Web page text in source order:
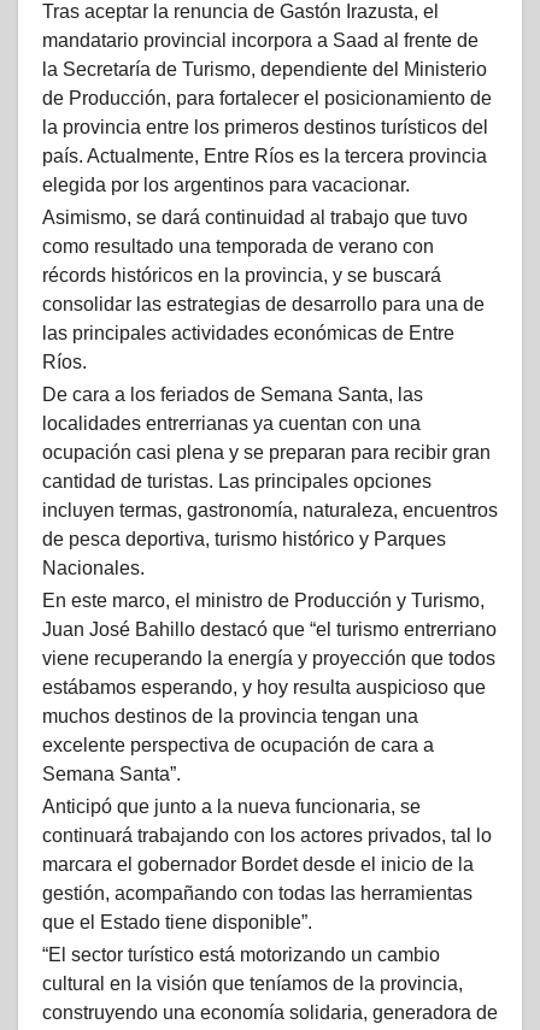
Tras aceptar la renuncia de Gastón Irazusta, el
mandatario provincial incorpora a Saad al frente de
la Secretaría de Turismo, dependiente del Ministerio
de Producción, para fortalecer el posicionamiento de
la provincia entre los primeros destinos turísticos del
país. Actualmente, Entre Ríos es la tercera provincia
elegida por los argentinos para vacacionar.
Asimismo, se dará continuidad al trabajo que tuvo
como resultado una temporada de verano con
récords históricos en la provincia, y se buscará
consolidar las estrategias de desarrollo para una de
las principales actividades económicas de Entre
Ríos.
De cara a los feriados de Semana Santa, las
localidades entrerrianas ya cuentan con una
ocupación casi plena y se preparan para recibir gran
cantidad de turistas. Las principales opciones
incluyen termas, gastronomía, naturaleza, encuentros
de pesca deportiva, turismo histórico y Parques
Nacionales.
En este marco, el ministro de Producción y Turismo,
Juan José Bahillo destacó que “el turismo entrerriano
viene recuperando la energía y proyección que todos
estábamos esperando, y hoy resulta auspicioso que
muchos destinos de la provincia tengan una
excelente perspectiva de ocupación de cara a
Semana Santa”.
Anticipó que junto a la nueva funcionaria, se
continuará trabajando con los actores privados, tal lo
marcara el gobernador Bordet desde el inicio de la
gestión, acompañando con todas las herramientas
que el Estado tiene disponible”.
“El sector turístico está motorizando un cambio
cultural en la visión que teníamos de la provincia,
construyendo una economía solidaria, generadora de